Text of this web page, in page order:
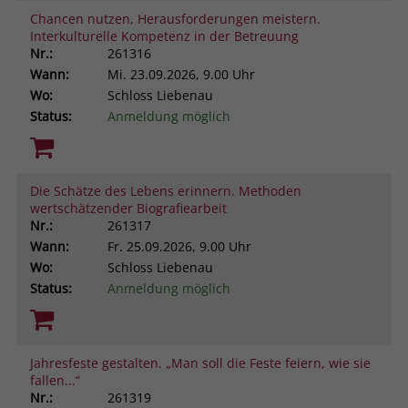
Chancen nutzen, Herausforderungen meistern.
Interkulturelle Kompetenz in der Betreuung
Nr.:
261316
Wann:
Mi. 23.09.2026, 9.00 Uhr
Wo:
Schloss Liebenau
Status:
Anmeldung möglich
Die Schätze des Lebens erinnern. Methoden
wertschätzender Biografiearbeit
Nr.:
261317
Wann:
Fr. 25.09.2026, 9.00 Uhr
Wo:
Schloss Liebenau
Status:
Anmeldung möglich
Jahresfeste gestalten. „Man soll die Feste feiern, wie sie
fallen...“
Nr.:
261319